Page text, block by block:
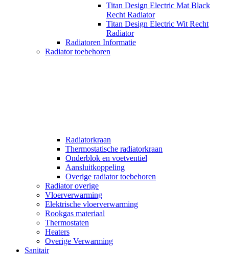
Titan Design Electric Mat Black
Recht Radiator
Titan Design Electric Wit Recht
Radiator
Radiatoren Informatie
Radiator toebehoren
Radiatorkraan
Thermostatische radiatorkraan
Onderblok en voetventiel
Aansluitkoppeling
Overige radiator toebehoren
Radiator overige
Vloerverwarming
Elektrische vloerverwarming
Rookgas materiaal
Thermostaten
Heaters
Overige Verwarming
Sanitair